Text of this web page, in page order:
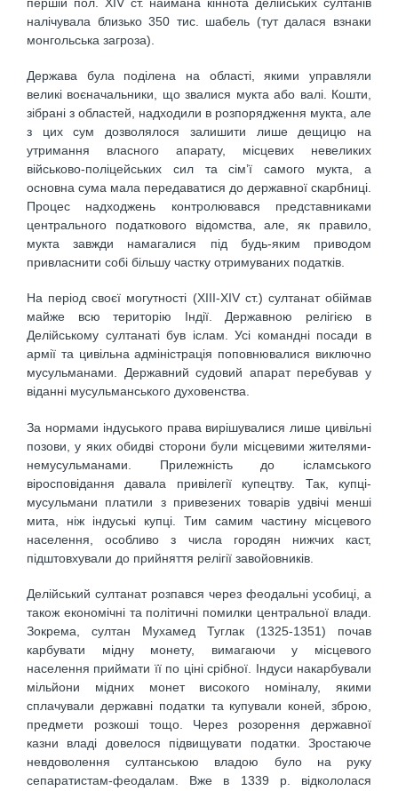
налічувала близько 350 тис. шабель (тут далася взнаки
монгольська загроза).
Держава була поділена на області, якими управляли
великі воєначальники, що звалися мукта або валі. Кошти,
зібрані з областей, надходили в розпорядження мукта, але
з цих сум дозволялося залишити лише дещицю на
утримання власного апарату, місцевих невеликих
військово-поліцейських сил та сім’ї самого мукта, а
основна сума мала передаватися до державної скарбниці.
Процес надходжень контролювався представниками
центрального податкового відомства, але, як правило,
мукта завжди намагалися під будь-яким приводом
привласнити собі більшу частку отримуваних податків.
На період своєї могутності (XIII-XIV ст.) султанат обіймав
майже всю територію Індії. Державною релігією в
Делійському султанаті був іслам. Усі командні посади в
армії та цивільна адміністрація поповнювалися виключно
мусульманами. Державний судовий апарат перебував у
віданні мусульманського духовенства.
За нормами індуського права вирішувалися лише цивільні
позови, у яких обидві сторони були місцевими жителями-
немусульманами. Прилежність до ісламського
віросповідання давала привілегії купецтву. Так, купці-
мусульмани платили з привезених товарів удвічі менші
мита, ніж індуські купці. Тим самим частину місцевого
населення, особливо з числа городян нижчих каст,
підштовхували до прийняття релігії завойовників.
Делійський султанат розпався через феодальні усобиці, а
також економічні та політичні помилки центральної влади.
Зокрема, султан Мухамед Туглак (1325-1351) почав
карбувати мідну монету, вимагаючи у місцевого
населення приймати її по ціні срібної. Індуси накарбували
мільйони мідних монет високого номіналу, якими
сплачували державні податки та купували коней, зброю,
предмети розкоші тощо. Через розорення державної
казни владі довелося підвищувати податки. Зростаюче
невдоволення султанською владою було на руку
сепаратистам-феодалам. Вже в 1339 р. відкололася